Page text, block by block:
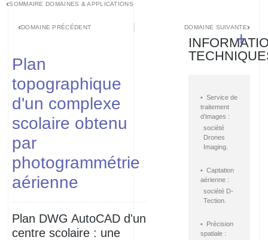
SOMMAIRE DOMAINES & APPLICATIONS
DOMAINE PRÉCÉDENT DOMAINE SUIVANTE
Plan
topographique
d'un complexe
scolaire obtenu
par
photogrammétrie
aérienne
Plan DWG AutoCAD d'un
centre scolaire : une
+
• Service de
traitement
d’images :
société
Drones
Imaging.
• Captation
aérienne :
société D-
Tection.
• Précision
spatiale :